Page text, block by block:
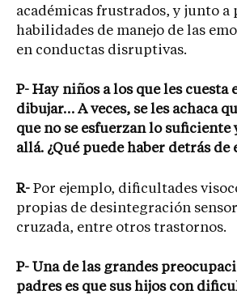
académicas frustrados, y junto a
habilidades de manejo de las
en conductas disruptivas.
P- Hay niños a los que les cuesta
dibujar… A veces, se les achaca
que no se esfuerzan lo suficiente
allá. ¿Qué puede haber detrás de
R- Por ejemplo, dificultades
propias de desintegración
cruzada, entre otros trastornos.
P- Una de las grandes
padres es que sus hijos con